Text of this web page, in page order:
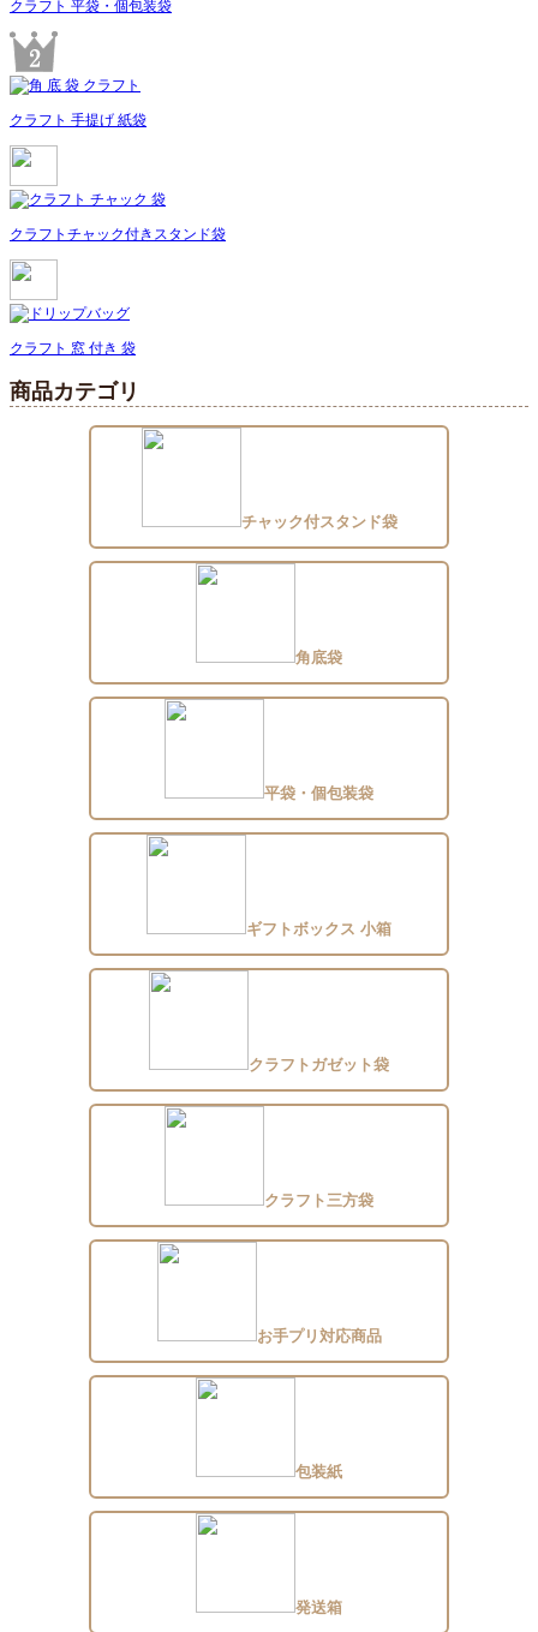
クラフト 平袋・個包装袋
クラフト 手提げ 紙袋
クラフトチャック付きスタンド袋
クラフト 窓 付き 袋
商品カテゴリ
チャック付スタンド袋
角底袋
平袋・個包装袋
ギフトボックス 小箱
クラフトガゼット袋
クラフト三方袋
お手プリ対応商品
包装紙
発送箱